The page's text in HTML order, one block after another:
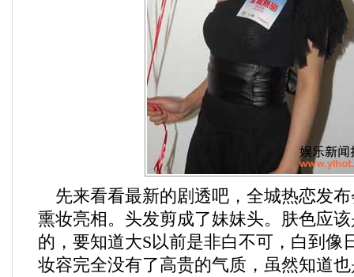
先来看看最新的剧透吧，全城热恋发布
熏妆亮相。头发剪成了妹妹头。肤色应
的，要知道大S以前是非白不可，白到像
妆容完全没有了高贵的气质，虽然知道